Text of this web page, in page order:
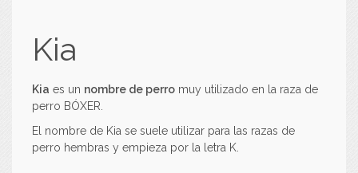
Kia
Kia es un nombre de perro muy utilizado en la raza de
perro BÓXER.
El nombre de Kia se suele utilizar para las razas de
perro hembras y empieza por la letra K.